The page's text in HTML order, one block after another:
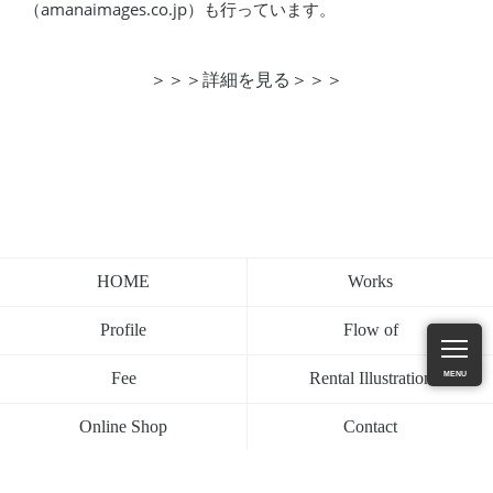
MENU
（amanaimages.co.jp） も行っています。
＞＞＞詳細を見る＞＞＞
HOME Works
Profile Flow of
Fee Rental Illustration
Online Shop Contact